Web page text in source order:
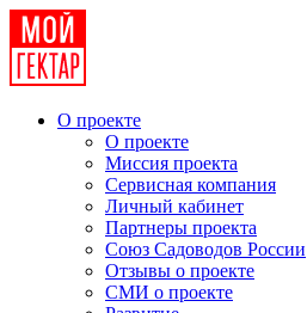
О проекте
О проекте
Миссия проекта
Сервисная компания
Личный кабинет
Партнеры проекта
Союз Садоводов России
Отзывы о проекте
СМИ о проекте